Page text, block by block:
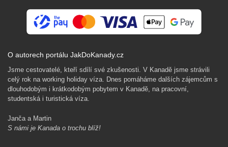
O autorech portálu JakDoKanady.cz
Jsme cestovatelé, kteří sdílí své zkušenosti. V Kanadě jsme strávili
celý rok na working holiday víza. Dnes pomáháme dalších zájemcům s
dlouhodobým i krátkodobým pobytem v Kanadě, na pracovní,
studentská i turistická víza.
Janča a Martin
S námi je Kanada o trochu blíž!